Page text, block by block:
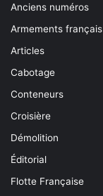
Anciens numéros
Armements français
Articles
Cabotage
Conteneurs
Croisière
Démolition
Éditorial
Flotte Française